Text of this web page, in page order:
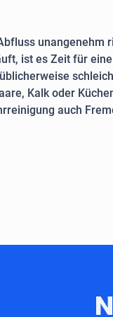
unangenehm
ist es Zeit für
Kalk oder
auch